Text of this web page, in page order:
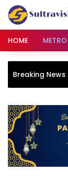
Langsung
konten
HOME
METRO
Breaking News
Ungkap Kasus
21 Mata Busur